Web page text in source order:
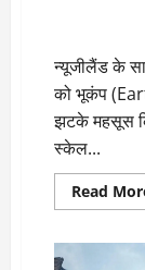
न्यूजीलैंड के
को भूकंप
झटके महसूस
स्केल...
Read